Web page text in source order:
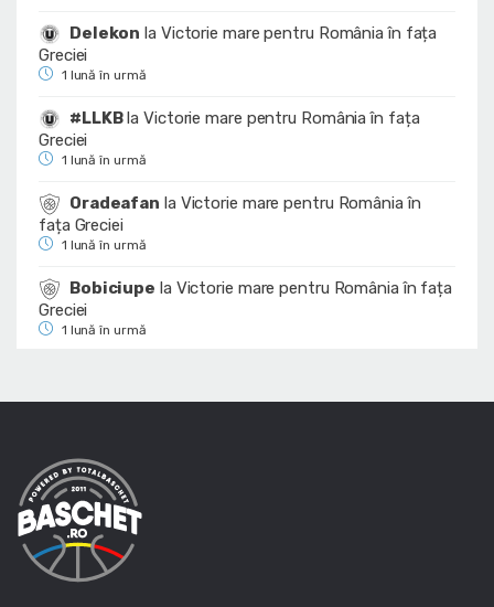
Delekon la Victorie mare pentru România în fața
Greciei
1 lună în urmă
#LLKBlaVictorie mare pentru România în fața
Greciei
1 lună în urmă
Oradeafan la Victorie mare pentru România în
fața Greciei
1 lună în urmă
Bobiciupe la Victorie mare pentru România în fața
Greciei
1 lună în urmă